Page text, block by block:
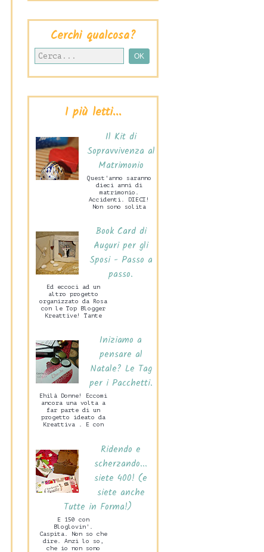
Cerchi qualcosa?
I più letti...
Il Kit di
Sopravvivenza al
Matrimonio
Quest'anno saranno
dieci anni di
matrimonio.
Accidenti. DIECI!
Non sono solita
Valentino, mio
marito c...
Book Card di
Auguri per gli
Sposi - Passo a
passo.
Ed eccoci ad un
altro progetto
organizzato da Rosa
con le Top Blogger
Kreattive! Tante
sarann...
Iniziamo a
pensare al
Natale? Le Tag
per i Pacchetti.
Ehilà Donne! Eccomi
ancora una volta a
far parte di un
progetto ideato da
Kreattiva . E con
Ridendo e
scherzando...
siete 400! (e
siete anche
Tutte in Forma!)
E 150 con
Bloglovin'.
Caspita. Non so che
dire. Anzi lo so,
che io non sono